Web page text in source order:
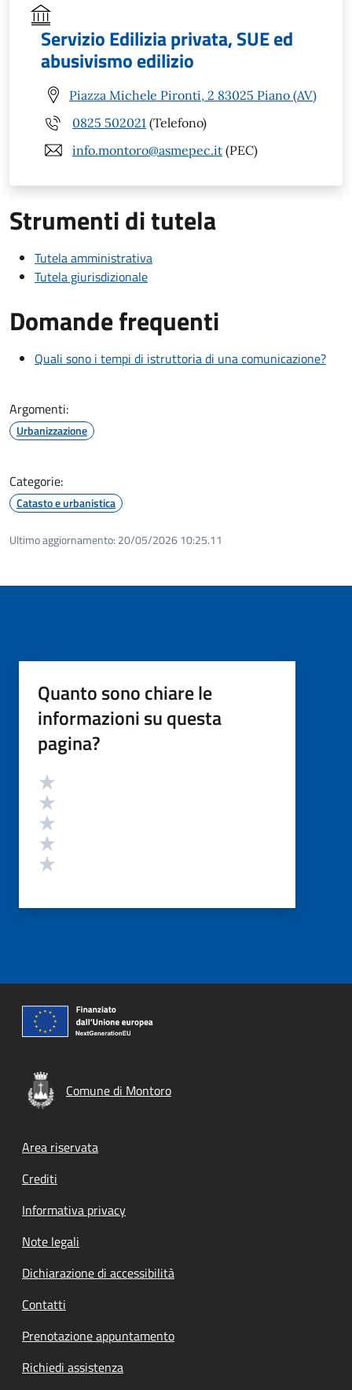
Servizio Edilizia privata, SUE ed
abusivismo edilizio
Piazza Michele Pironti, 2 83025 Piano (AV)
0825 502021 (Telefono)
info.montoro@asmepec.it (PEC)
Strumenti di tutela
Tutela amministrativa
Tutela giurisdizionale
Domande frequenti
Quali sono i tempi di istruttoria di una comunicazione?
Argomenti:
Urbanizzazione
Categorie:
Catasto e urbanistica
Ultimo aggiornamento: 20/05/2026 10:25.11
Quanto sono chiare le
informazioni su questa
pagina?
Valutazione
Comune di Montoro
Footer menu
Area riservata
Crediti
Informativa privacy
Note legali
Dichiarazione di accessibilità
Contatti
Prenotazione appuntamento
Richiedi assistenza